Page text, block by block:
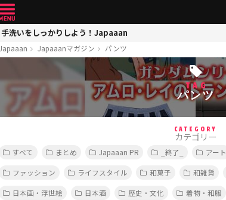
手洗いをしっかりしよう！Japaaan
Japaaanマガジン パンツ
TAG
パンツ
CATEGORY
カテゴリー
すべて まとめ Japaaan PR _終了_ アート
ファッション
ライフスタイル 和菓子 和雑貨
日本画・浮世絵
日本酒 歴史・文化 着物・和服